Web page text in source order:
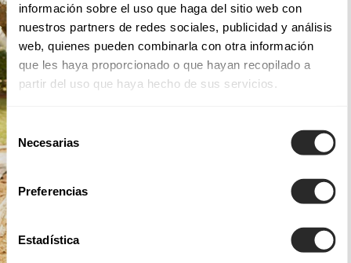
información sobre el uso que haga del sitio web con
nuestros partners de redes sociales, publicidad y análisis
web, quienes pueden combinarla con otra información
que les haya proporcionado o que hayan recopilado a
partir del uso que haya hecho de sus servicios.
de
consentimiento
Necesarias
Preferencias
Estadística